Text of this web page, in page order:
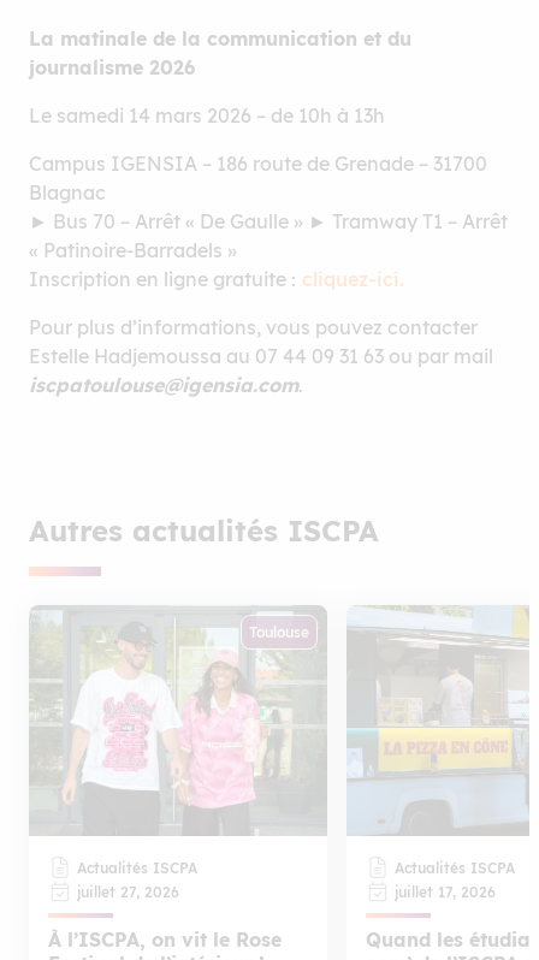
La matinale de la communication et du
journalisme 2026
Le samedi 14 mars 2026 – de 10h à 13h
Campus IGENSIA – 186 route de Grenade – 31700
Blagnac
► Bus 70 – Arrêt « De Gaulle » ► Tramway T1 – Arrêt
« Patinoire-Barradels »
Inscription en ligne gratuite : cliquez-ici.
Pour plus d’informations, vous pouvez contacter
Estelle Hadjemoussa au 07 44 09 31 63 ou par mail
iscpatoulouse@igensia.com.
Autres actualités ISCPA
Toulouse
Actualités ISCPA
juillet 27, 2026
À l’ISCPA, on vit le Rose
Actualités ISCPA
juillet 17, 2026
Quand les